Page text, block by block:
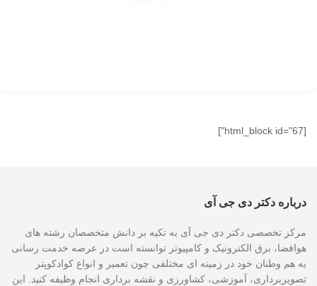
[html_block id="67"]
درباره دکتر دی جی آی
مرکز تخصصی دکتر دی جی آی به تکیه بر دانش متخصصان رشته های
هوافضا، برق الکترونیک و کامپیوتر توانسته است در عرصه خدمت رسانی
به هم وطنان خود در زمینه ای مختلفی چون تعمیر و انواع کوادکوپتر
تصویربرداری، آموزشی، کشاورزی و نقشه برداری انجام وظیفه کنید. این